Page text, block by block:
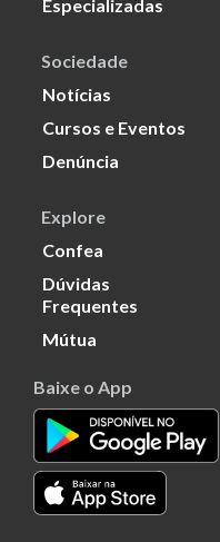
Especializadas
Sociedade
Notícias
Cursos e Eventos
Denúncia
Explore
Confea
Dúvidas
Frequentes
Mútua
Baixe o App